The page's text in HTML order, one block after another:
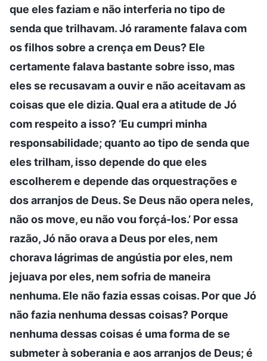
que eles faziam e não interferia no tipo de
senda que trilhavam. Jó raramente falava com
os filhos sobre a crença em Deus? Ele
certamente falava bastante sobre isso, mas
eles se recusavam a ouvir e não aceitavam as
coisas que ele dizia. Qual era a atitude de Jó
com respeito a isso? ‘Eu cumpri minha
responsabilidade; quanto ao tipo de senda que
eles trilham, isso depende do que eles
escolherem e depende das orquestrações e
dos arranjos de Deus. Se Deus não opera neles,
não os move, eu não vou forçá-los.’ Por essa
razão, Jó não orava a Deus por eles, nem
chorava lágrimas de angústia por eles, nem
jejuava por eles, nem sofria de maneira
nenhuma. Ele não fazia essas coisas. Por que Jó
não fazia nenhuma dessas coisas? Porque
nenhuma dessas coisas é uma forma de se
submeter à soberania e aos arranjos de Deus; é